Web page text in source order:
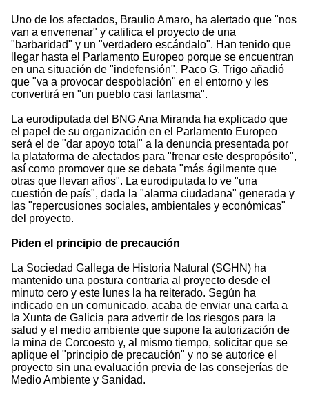
Uno de los afectados, Braulio Amaro, ha alertado que "nos
van a envenenar" y califica el proyecto de una
"barbaridad" y un "verdadero escándalo". Han tenido que
llegar hasta el Parlamento Europeo porque se encuentran
en una situación de "indefensión". Paco G. Trigo añadió
que "va a provocar despoblación" en el entorno y les
convertirá en "un pueblo casi fantasma".
La eurodiputada del BNG Ana Miranda ha explicado que
el papel de su organización en el Parlamento Europeo
será el de "dar apoyo total" a la denuncia presentada por
la plataforma de afectados para "frenar este despropósito",
así como promover que se debata "más ágilmente que
otras que llevan años". La eurodiputada lo ve "una
cuestión de país", dada la "alarma ciudadana" generada y
las "repercusiones sociales, ambientales y económicas"
del proyecto.
Piden el principio de precaución
La Sociedad Gallega de Historia Natural (SGHN) ha
mantenido una postura contraria al proyecto desde el
minuto cero y este lunes la ha reiterado. Según ha
indicado en un comunicado, acaba de enviar una carta a
la Xunta de Galicia para advertir de los riesgos para la
salud y el medio ambiente que supone la autorización de
la mina de Corcoesto y, al mismo tiempo, solicitar que se
aplique el "principio de precaución" y no se autorice el
proyecto sin una evaluación previa de las consejerías de
Medio Ambiente y Sanidad.